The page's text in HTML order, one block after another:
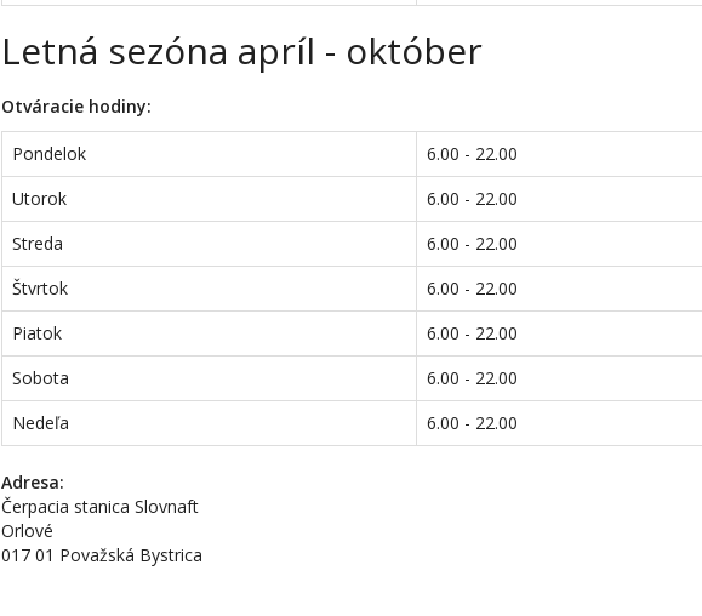
Letná sezóna apríl - október
Otváracie hodiny:
Pondelok
6.00 - 22.00
Utorok
6.00 - 22.00
Streda
6.00 - 22.00
Štvrtok
6.00 - 22.00
Piatok
6.00 - 22.00
Sobota
6.00 - 22.00
Nedeľa
6.00 - 22.00
Adresa:
Čerpacia stanica Slovnaft
Orlové
017 01 Považská Bystrica